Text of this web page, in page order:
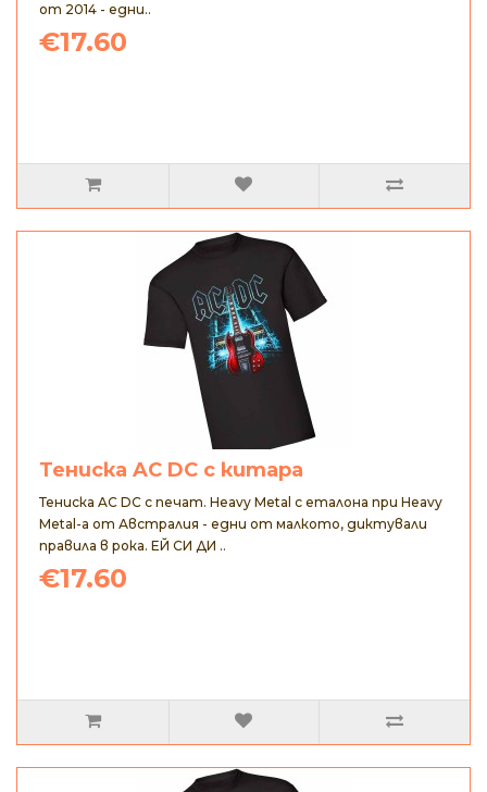
от 2014 - едни..
€17.60
Тениска AC DC с китара
Тениска AC DC с печат. Heavy Metal с еталона при Heavy
Metal-а от Австралия - едни от малкото, диктували
правила в рока. ЕЙ СИ ДИ ..
€17.60